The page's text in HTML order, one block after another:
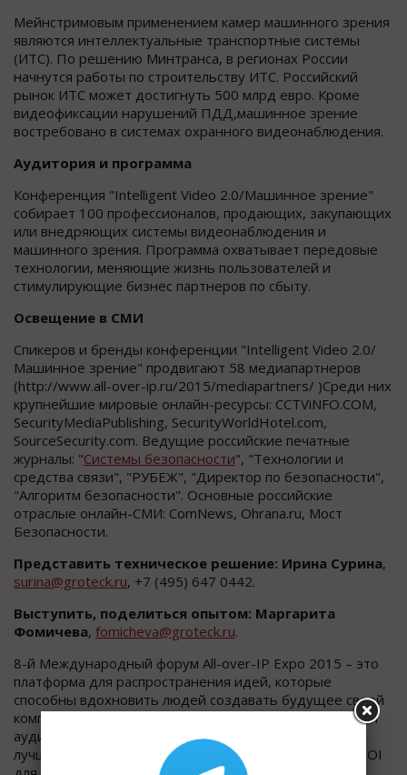
Мейнстримовым применением камер машинного зрения
являются интеллектуальные транспортные системы
(ИТС). По решению Минтранса, в регионах России
начнутся работы по строительству ИТС. Российский
рынок ИТС может достигнуть 500 млрд евро. Кроме
видеофиксации нарушений ПДД,машинное зрение
востребовано в системах охранного видеонаблюдения.
Аудитория и программа
Конференция "Intelligent Video 2.0/Машинное зрение"
собирает 100 профессионалов, продающих, закупающих
или внедряющих системы видеонаблюдения и
машинного зрения. Программа охватывает передовые
технологии, меняющие жизнь пользователей и
стимулирующие бизнес партнеров по сбыту.
Освещение в СМИ
Cпикеров и бренды конференции "Intelligent Video 2.0/
Машинное зрение" продвигают 58 медиапартнеров
(http://www.all-over-ip.ru/2015/mediapartners/ )Среди них
крупнейшие мировые онлайн-ресурсы: CCTViNFO.COM,
SecurityMediaPublishing, SecurityWorldHotel.com,
SourceSecurity.com. Ведущие российские печатные
журналы: "Системы безопасности", "Технологии и
средства связи", "РУБЕЖ", "Директор по безопасности",
"Алгоритм безопасности". Основные российские
отраслые онлайн-СМИ: ComNews, Ohrana.ru, Мост
Безопасности.
Представить техническое решение: Ирина Сурина,
surina@groteck.ru, +7 (495) 647 0442.
Выступить, поделиться опытом: Маргарита
Фомичева, fomicheva@groteck.ru.
8-й Международный форум All-over-IP Expo 2015 – это
платформа для распространения идей, которые
способны вдохновить людей создавать будущее своей
компании, продукта, карьеры. Лучшие бренды, лучшая
аудитория, лучшие спикеры, лучшие конференции и
лучший выставочный сервис обеспечивают лучший ROI